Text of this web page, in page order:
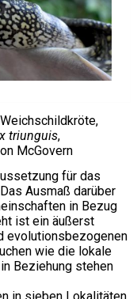
triunguis,
McGovern
für das
Ausmaß darüber
in Bezug
ist ein äußerst
evolutionsbezogenen
wie die lokale
Beziehung stehen